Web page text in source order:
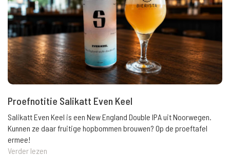
Proefnotitie Salikatt Even Keel
Salikatt Even Keel is een New England Double IPA uit Noorwegen.
Kunnen ze daar fruitige hopbommen brouwen? Op de proeftafel
ermee!
Verder lezen